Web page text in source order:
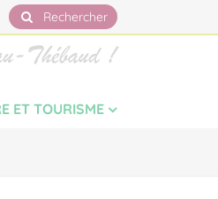
Rechercher
ET TOURISME